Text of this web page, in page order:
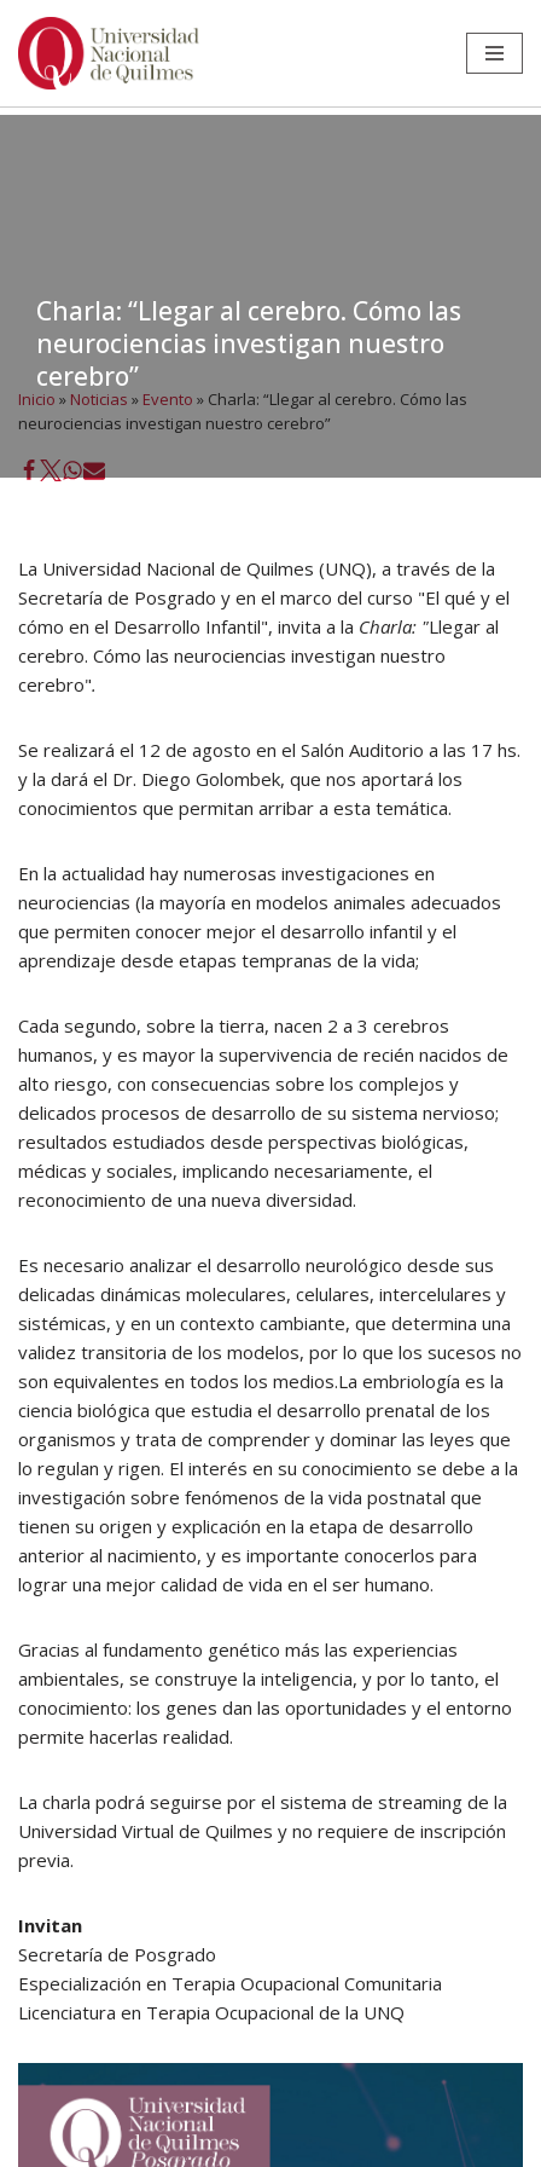
Ir
Charla: “Llegar al cerebro. Cómo las
neurociencias investigan nuestro
cerebro”
Inicio » Noticias » Evento » Charla: “Llegar al cerebro. Cómo las
neurociencias investigan nuestro cerebro”
La Universidad Nacional de Quilmes (UNQ), a través de la
Secretaría de Posgrado y en el marco del curso "El qué y el
cómo en el Desarrollo Infantil", invita a la Charla: "Llegar al
cerebro. Cómo las neurociencias investigan nuestro
cerebro".
Se realizará el 12 de agosto en el Salón Auditorio a las 17 hs.
y la dará el Dr. Diego Golombek, que nos aportará los
conocimientos que permitan arribar a esta temática.
En la actualidad hay numerosas investigaciones en
neurociencias (la mayoría en modelos animales adecuados
que permiten conocer mejor el desarrollo infantil y el
aprendizaje desde etapas tempranas de la vida;
Cada segundo, sobre la tierra, nacen 2 a 3 ce­rebros
humanos, y es mayor la supervivencia de recién nacidos de
alto riesgo, con consecuencias sobre los complejos y
delicados procesos de desarrollo de su sistema nervioso;
resultados estu­diados desde perspectivas biológicas,
médicas y so­ciales, implicando necesariamente, el
reconocimiento de una nueva diversidad.
Es necesario analizar el desarrollo neurológico desde sus
delicadas dinámicas moleculares, celulares, intercelulares y
sistémicas, y en un contexto cambiante, que determina una
validez transitoria de los modelos, por lo que los sucesos no
son equivalentes en todos los medios.La embriología es la
ciencia biológica que estudia el desarrollo prenatal de los
organismos y trata de comprender y dominar las leyes que
lo regulan y rigen. El interés en su conocimiento se debe a la
investigación sobre fenómenos de la vida postnatal que
tienen su origen y explicación en la etapa de desarrollo
anterior al nacimiento, y es importante conocerlos para
lograr una mejor calidad de vida en el ser humano.
Gracias al fundamento genético más las experiencias
ambientales, se construye la inteligencia, y por lo tanto, el
conocimiento: los genes dan las oportunidades y el entorno
permite hacerlas realidad.
La charla podrá seguirse por el sistema de streaming de la
Universidad Virtual de Quilmes y no requiere de inscripción
previa.
Invitan
Secretaría de Posgrado
Especialización en Terapia Ocupacional Comunitaria
Licenciatura en Terapia Ocupacional de la UNQ